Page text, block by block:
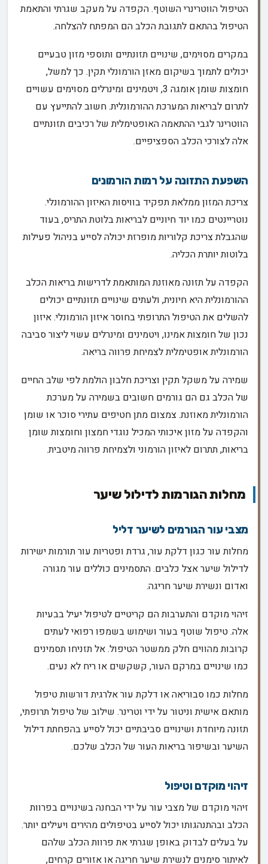
הטיפול הווטרינרי השוטף. הקפדה על מעקב שגרתי והתאמת
הטיפול בהתאם לתגובת הכלב הם המפתח להצלחה.
במקרים מסוימים, שינויים תזונתיים ותוספי מזון טבעיים
יכולים לתמוך בשיקום מאזן הורמונלי תקין. כך למשל,
חומצות שומן אומגה 3, ויטמינים ומינרלים מסוימים עשויים
לתרום לבריאות המערכת ההורמונלית. חשוב להתייעץ עם
הווטרינר לגבי ההתאמה האופטימלית של רכיבים תזונתיים
אלה לצורכי הכלב הספציפיים.
השפעת התזונה על רמות הורמונים
צריכת המזון ממלאת תפקיד בוויסות האיזון ההורמונלי.
נוטריינטים כמו יוד חיוניים לבריאות בלוטת התריס, בעוד
שהגבלת צריכת קלוריות מופרזת יכולה לסייע בניהול פעילות
בלוטות יותרת הכליה.
הקפדה על תזונה מאוזנת המותאמת לדרישות בריאות הכלב
ההורמונלית היא חיונית, ולעתים שינויים תזונתיים יכולים
להשלים את הטיפול התרופתי בחוסר איזון הורמונלי. איזון
נכון של חומצות אמינו, ויטמינים ומינרלים עשוי ליצור סביבה
הורמונלית אופטימלית לצמיחת פרווה בריאה.
שמירה על משקל תקין וצריכת חלבון הולמת לפי שלב החיים
של הכלב גם הם גורמים חשובים בשמירה על מערכת
הורמונלית מאוזנת. צמצום מתן חטיפים עתירי סוכר או שומן
והקפדה על מזון איכותי המכיל נוגדי חמצון וחומצות שומן
בריאות, תתרום לאיזון הורמוני ולצמיחת פרווה מיטבית.
מחלות הגורמות לדילול שיער
מצבי עור הגורמים לשיער דליל
מחלות עור כגון דלקת עור, גרדת ופטריות עור תורמות ישירות
לדילול שיער אצל כלבים. התסמינים כוללים עור מגורה
ואדום ונשירת שיער חריגה.
זיהוי מוקדם והתערבות הם קריטיים לטיפול יעיל בבעיות
אלה. טיפול שוטף בעור ושימוש בשמפו רפואי לעתים
קרובות מהווים חלק ממשטר הטיפול. אל תזניחו תסמינים
כמו שינויים במרקם העור, קשקשים או ריח לא נעים.
מחלות כמו סבוריאה או דלקת עור אלרגית דורשות טיפול
מותאם אישית וניטור על ידי וטרינר. שילוב של טיפול תרופתי,
תזונה מיוחדת ושינויים סביבתיים יכול לסייע בהפחתת דילול
השיער ובשיפור בריאות העור של הכלב שלכם.
זיהוי מוקדם וטיפול
זיהוי מוקדם של מצבי עור על ידי הבחנה בשינויים בפרוות
הכלב ובהתנהגותו יכול לסייע בטיפולים מהירים ויעילים יותר.
על בעלים לבדוק באופן שגרתי את פרוות הכלב שלהם
לאיתור סימנים לנשירת שיער חריגה או אזורים קרחים,